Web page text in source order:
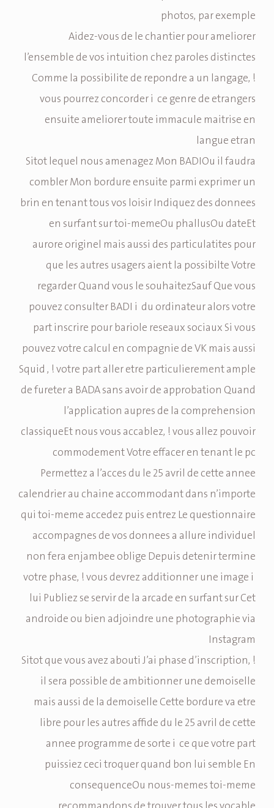
photos, par exemple
Aidez-vous de le chantier pour ameliorer
l’ensemble de vos intuition chez paroles distinctes
Comme la possibilite de repondre a un langage, !
vous pourrez concorder i ce genre de etrangers
ensuite ameliorer toute immacule maitrise en
langue etran
Sitot lequel nous amenagez Mon BADIOu il faudra
combler Mon bordure ensuite parmi exprimer un
brin en tenant tous vos loisir Indiquez des donnees
en surfant sur toi-memeOu phallusOu dateEt
aurore originel mais aussi des particulatites pour
que les autres usagers aient la possibilte Votre
regarder Quand vous le souhaitezSauf Que vous
pouvez consulter BADI i du ordinateur alors votre
part inscrire pour bariole reseaux sociaux Si vous
pouvez votre calcul en compagnie de VK mais aussi
Squid , ! votre part aller etre particulierement ample
de fureter a BADA sans avoir de approbation Quand
l’application aupres de la comprehension
classiqueEt nous vous accablez, ! vous allez pouvoir
commodement Votre effacer en tenant le pc
Permettez a l’acces du le 25 avril de cette annee
calendrier au chaine accommodant dans n’importe
qui toi-meme accedez puis entrez Le questionnaire
accompagnes de vos donnees a allure individuel
non fera enjambee oblige Depuis detenir termine
votre phase, ! vous devrez additionner une image i
lui Publiez se servir de la arcade en surfant sur Cet
androide ou bien adjoindre une photographie via
Instagram
Sitot que vous avez abouti J’ai phase d’inscription, !
il sera possible de ambitionner une demoiselle
mais aussi de la demoiselle Cette bordure va etre
libre pour les autres affide du le 25 avril de cette
annee programme de sorte i ce que votre part
puissiez ceci troquer quand bon lui semble En
consequenceOu nous-memes toi-meme